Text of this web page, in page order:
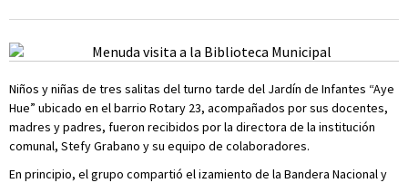
Niños y niñas de tres salitas del turno tarde del Jardín de Infantes “Aye
Hue” ubicado en el barrio Rotary 23, acompañados por sus docentes,
madres y padres, fueron recibidos por la directora de la institución
comunal, Stefy Grabano y su equipo de colaboradores.
En principio, el grupo compartió el izamiento de la Bandera Nacional y